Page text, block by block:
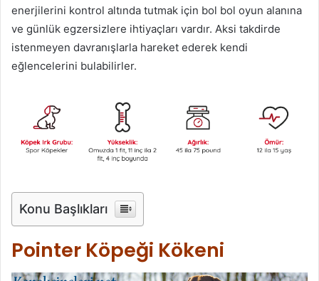
enerjilerini kontrol altında tutmak için bol bol oyun alanına
ve günlük egzersizlere ihtiyaçları vardır. Aksi takdirde
istenmeyen davranışlarla hareket ederek kendi
eğlencelerini bulabilirler.
Konu Başlıkları
Pointer Köpeği Kökeni